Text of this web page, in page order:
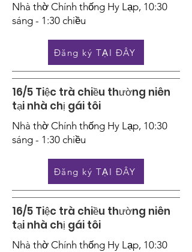
Nhà thờ Chính thống Hy Lạp, 10:30
sáng - 1:30 chiều
Đăng ký TẠI ĐÂY
16/5 Tiệc trà chiều thường niên
tại nhà chị gái tôi
Nhà thờ Chính thống Hy Lạp, 10:30
sáng - 1:30 chiều
Đăng ký TẠI ĐÂY
16/5 Tiệc trà chiều thường niên
tại nhà chị gái tôi
Nhà thờ Chính thống Hy Lạp, 10:30